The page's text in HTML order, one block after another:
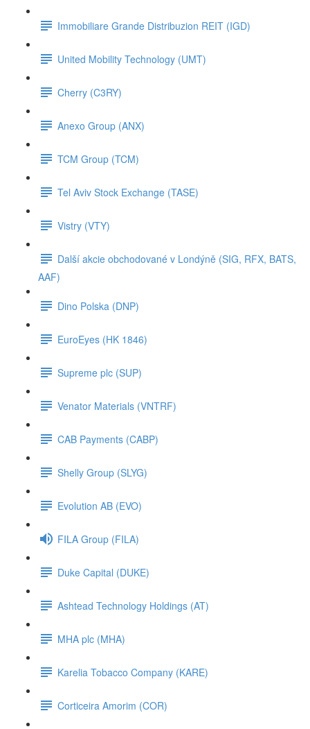
Immobiliare Grande Distribuzion REIT (IGD)
United Mobility Technology (UMT)
Cherry (C3RY)
Anexo Group (ANX)
TCM Group (TCM)
Tel Aviv Stock Exchange (TASE)
Vistry (VTY)
Další akcie obchodované v Londýně (SIG, RFX, BATS,
AAF)
Dino Polska (DNP)
EuroEyes (HK 1846)
Supreme plc (SUP)
Venator Materials (VNTRF)
CAB Payments (CABP)
Shelly Group (SLYG)
Evolution AB (EVO)
FILA Group (FILA)
Duke Capital (DUKE)
Ashtead Technology Holdings (AT)
MHA plc (MHA)
Karelia Tobacco Company (KARE)
Corticeira Amorim (COR)